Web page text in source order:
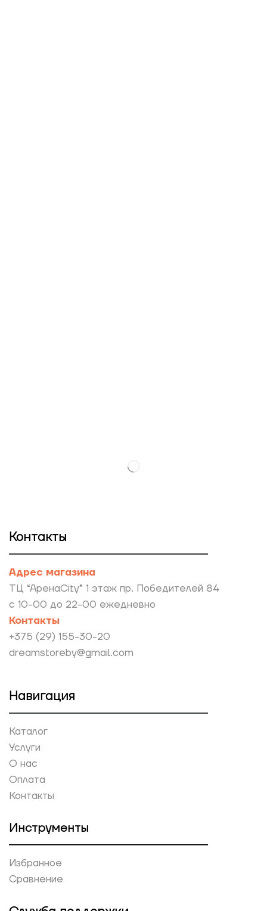
Контакты
Адрес магазина
ТЦ “АренаCity” 1 этаж пр. Победителей 84
с 10-00 до 22-00 ежедневно
Контакты
+375 (29) 155-30-20
dreamstoreby@gmail.com
Навигация
Каталог
Услуги
О нас
Оплата
Контакты
Инструменты
Избранное
Сравнение